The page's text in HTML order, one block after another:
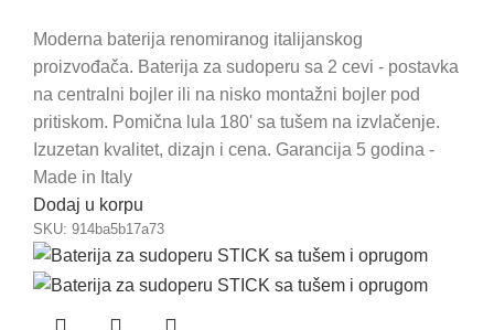
Moderna baterija renomiranog italijanskog
proizvođača. Baterija za sudoperu sa 2 cevi - postavka
na centralni bojler ili na nisko montažni bojler pod
pritiskom. Pomična lula 180' sa tušem na izvlačenje.
Izuzetan kvalitet, dizajn i cena. Garancija 5 godina -
Made in Italy
Dodaj u korpu
SKU: 914ba5b17a73